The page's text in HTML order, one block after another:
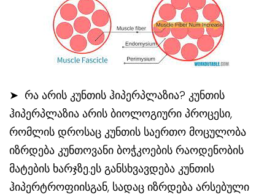
➤ რა არის კუნთის ჰიპერპლაზია? კუნთის
ჰიპერპლაზია არის ბიოლოგიური პროცესი,
რომლის დროსაც კუნთის საერთო მოცულობა
იზრდება კუნთოვანი ბოჭკოების რაოდენობის
მატების ხარჯზე.ეს განსხვავდება კუნთის
ჰიპერტროფიისგან, სადაც იზრდება არსებული